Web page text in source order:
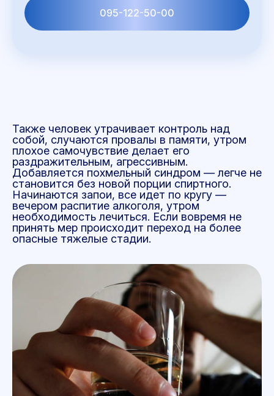
095-122-50-00
Также человек утрачивает контроль над
собой, случаются провалы в памяти, утром
плохое самочувствие делает его
раздражительным, агрессивным.
Добавляется похмельный синдром — легче не
становится без новой порции спиртного.
Начинаются запои, все идет по кругу —
вечером распитие алкоголя, утром
необходимость лечиться. Если вовремя не
принять мер происходит переход на более
опасные тяжелые стадии.